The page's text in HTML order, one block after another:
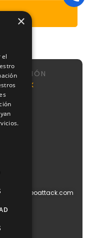
de
1,
1,
×
el